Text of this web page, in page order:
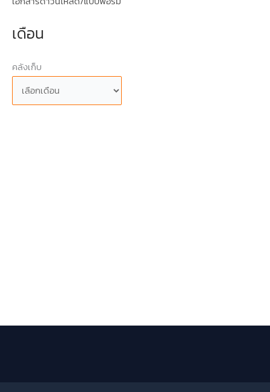
เดือน
คลังเก็บ